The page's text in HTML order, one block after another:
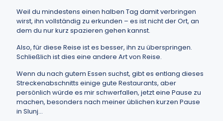
Weil du mindestens einen halben Tag damit verbringen
wirst, ihn vollständig zu erkunden – es ist nicht der Ort, an
dem du nur kurz spazieren gehen kannst.
Also, für diese Reise ist es besser, ihn zu überspringen.
Schließlich ist dies eine andere Art von Reise.
Wenn du nach gutem Essen suchst, gibt es entlang dieses
Streckenabschnitts einige gute Restaurants, aber
persönlich würde es mir schwerfallen, jetzt eine Pause zu
machen, besonders nach meiner üblichen kurzen Pause
in Slunj…